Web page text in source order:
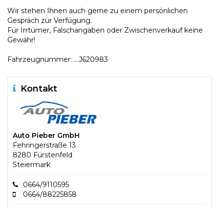
Wir stehen Ihnen auch gerne zu einem persönlichen
Gespräch zur Verfügung.
Für Irrtümer, Falschangaben oder Zwischenverkauf keine
Gewähr!
Fahrzeugnummer: ...J620983
Kontakt
Auto Pieber GmbH
Fehringerstraße 13
8280 Fürstenfeld
Steiermark
0664/9110595
0664/88225858